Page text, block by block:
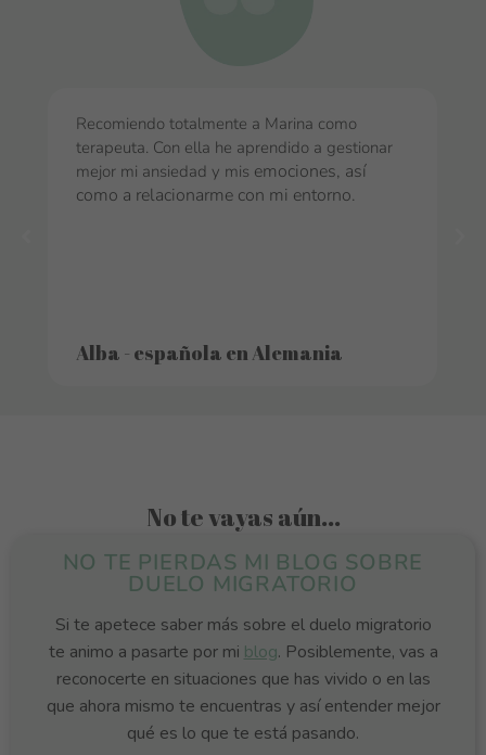
Recomiendo totalmente a Marina como
terapeuta. Con ella he aprendido a gestionar
mejor mi ansiedad y mis emociones, así
como a relacionarme con mi entorno.
Alba - española en Alemania
No te vayas aún...
NO TE PIERDAS MI BLOG SOBRE
DUELO MIGRATORIO
Si te apetece saber más sobre el duelo migratorio
te animo a pasarte por mi blog. Posiblemente, vas a
reconocerte en situaciones que has vivido o en las
que ahora mismo te encuentras y así entender mejor
qué es lo que te está pasando.